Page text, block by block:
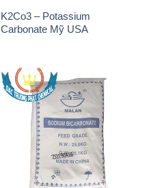
K2Co3 – Potassium
Carbonate Mỹ USA